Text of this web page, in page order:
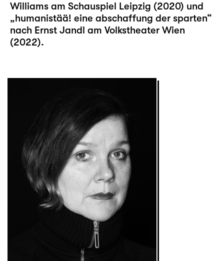
Williams am Schauspiel Leipzig (2020) und
„humanistää! eine abschaffung der sparten“
nach Ernst Jandl am Volkstheater Wien
(2022).